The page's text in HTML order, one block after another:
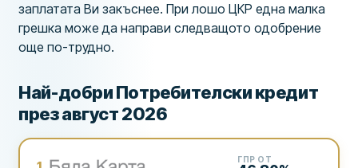
заплатата Ви закъснее. При лошо ЦКР една малка
грешка може да направи следващото одобрение
още по-трудно.
Най-добри Потребителски кредит
през август 2026
ГПР ОТ